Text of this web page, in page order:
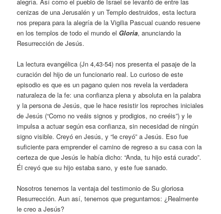
cenizas de una Jerusalén y un Templo destruidos, esta lectura
nos prepara para la alegría de la Vigilia Pascual cuando resuene
en los templos de todo el mundo el Gloria, anunciando la
Resurrección de Jesús.
La lectura evangélica (Jn 4,43-54) nos presenta el pasaje de la
curación del hijo de un funcionario real. Lo curioso de este
episodio es que es un pagano quien nos revela la verdadera
naturaleza de la fe: una confianza plena y absoluta en la palabra
y la persona de Jesús, que le hace resistir los reproches iniciales
de Jesús (“Como no veáis signos y prodigios, no creéis”) y le
impulsa a actuar según esa confianza, sin necesidad de ningún
signo visible. Creyó en Jesús, y “le creyó” a Jesús. Eso fue
suficiente para emprender el camino de regreso a su casa con la
certeza de que Jesús le había dicho: “Anda, tu hijo está curado”.
Él creyó que su hijo estaba sano, y este fue sanado.
Nosotros tenemos la ventaja del testimonio de Su gloriosa
Resurrección. Aun así, tenemos que preguntarnos: ¿Realmente
le creo a Jesús?